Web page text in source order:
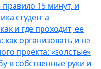
правило 15 минут, и
студента
и где проходит, ее
как организовать и не
проекта: «золотые»
в собственные руки и